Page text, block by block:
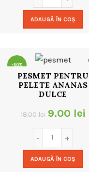
a
fost:
ADAUGĂ ÎN COȘ
-50%
PESMET PENTRU
PELETE ANANAS
DULCE
18.00lei Prețul
inițial
a
fost:
9.00 lei
ADAUGĂ ÎN COȘ